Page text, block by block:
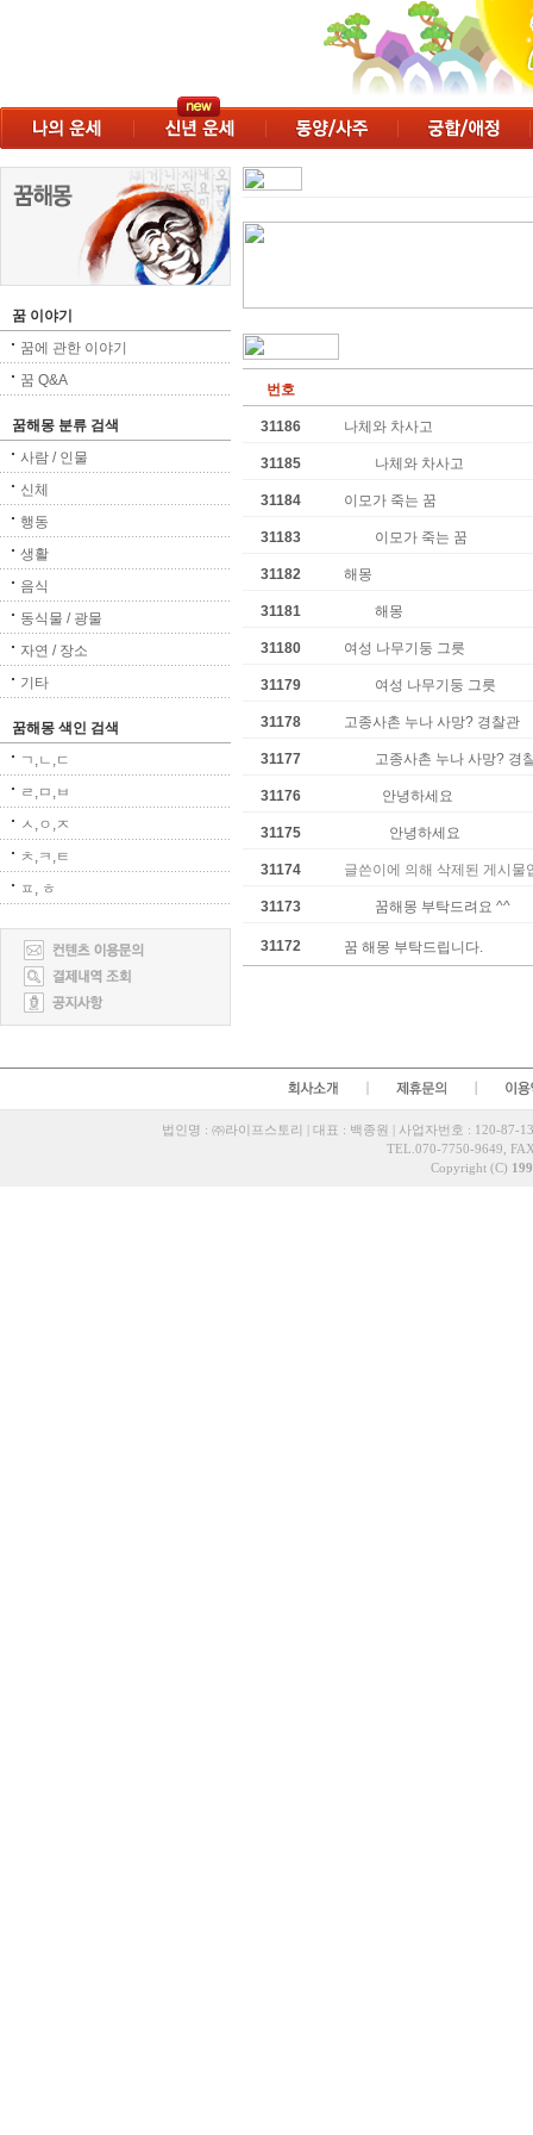
꿈 이야기
꿈에 관한 이야기
꿈 Q&A
꿈해몽 분류 검색
사람 / 인물
신체
행동
생활
음식
동식물 / 광물
자연 / 장소
기타
꿈해몽 색인 검색
ㄱ,ㄴ,ㄷ
ㄹ,ㅁ,ㅂ
ㅅ,ㅇ,ㅈ
ㅊ,ㅋ,ㅌ
ㅍ, ㅎ
번호
31186 나체와 차사고
31185 나체와 차사고
31184 이모가 죽는 꿈
31183 이모가 죽는 꿈
31182 해몽
31181 해몽
31180 여성 나무기둥 그릇
31179 여성 나무기둥 그릇
31178 고종사촌 누나 사망? 경찰관
31177 고종사촌 누나 사망? 경
31176 안녕하세요
31175 안녕하세요
31174 글쓴이에 의해 삭제된 게시물
31173 꿈해몽 부탁드려요 ^^
31172 꿈 해몽 부탁드립니다.
법인명 : ㈜라이프스토리 | 대표 : 백종원 | 사업자번호 : 120-87-
TEL.070-7750-9649,
Copyright (C)